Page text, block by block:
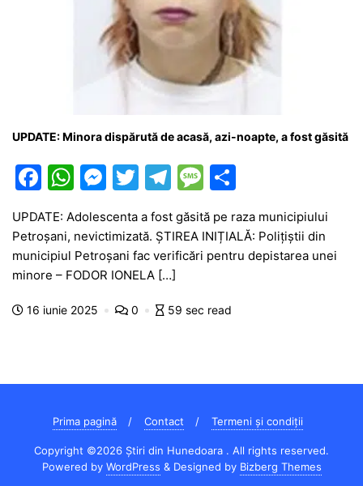
UPDATE: Minora dispărută de acasă, azi-noapte, a fost găsită
F
c
e
b
o
W
at
s
A
p
M
s
s
e
n
T
w
itt
er
T
e
gr
a
m
M
s
s
g
ta
je
UPDATE: Adolescenta a fost găsită pe raza municipiului
Petroșani, nevictimizată. ȘTIREA INIȚIALĂ: Polițiștii din
municipiul Petroșani fac verificări pentru depistarea unei
minore – FODOR IONELA […]
16 iunie 2025 0 59 sec read
Prima pagină Contact Termeni și condiții
Copyright ©2026 Știri din Hunedoara . All rights reserved.
Powered by WordPress & Designed by Bizberg Themes